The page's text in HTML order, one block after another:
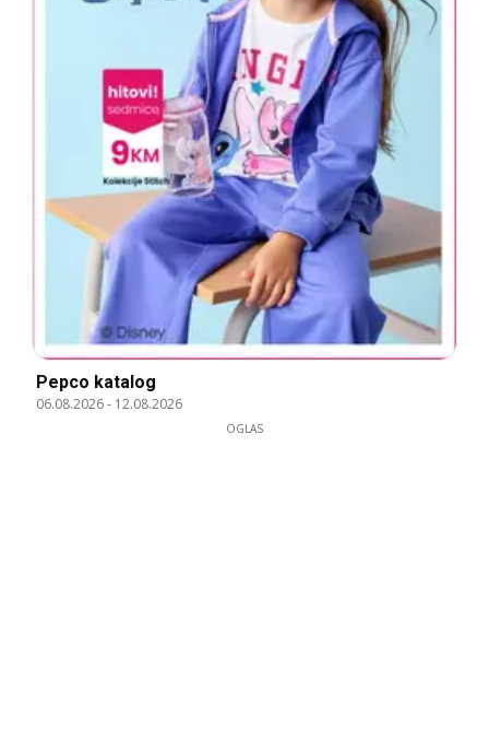
Pepco katalog
06.08.2026- 12.08.2026
OGLAS